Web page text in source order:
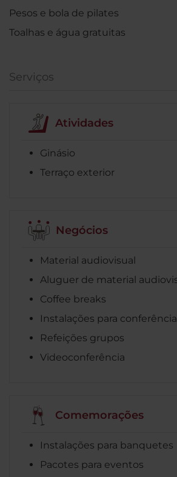
Pesos e bola de pilates
Toalhas e água gratuitas
Serviços
Atividades
Ginásio
Terraço exterior
Negócios
Material audiovisual
Aluguer de material
Coffee breaks
Instalações para
Refeições grupos
Videoconferência
Comemorações
Instalações para banquetes
Pacotes para eventos